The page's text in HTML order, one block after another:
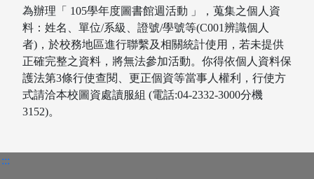
圖書薦購
為辦理「 105學年度圖書館週活動 」，蒐集之個人資
料：姓名、單位/系級、證號/學號等(C001辨識個人
者)，於校務地區進行聯繫及相關統計使用，若未提供
正確完整之資料，將無法參加活動。你得依個人資料保
護法第3條行使查閱、更正個資等當事人權利，行使方
式請洽本校圖資處讀服組 (電話:04-2332-3000分機
3152)。
:::